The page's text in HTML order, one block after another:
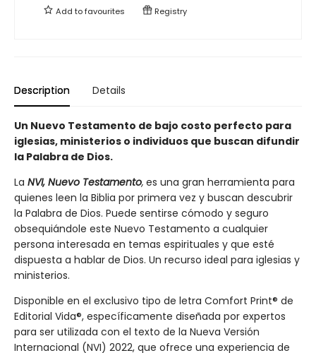
Add tofavourites Registry
Description Details
Un Nuevo Testamento de bajo costo perfecto para
iglesias, ministerios o individuos que buscan difundir
la Palabra de Dios.
La NVI, Nuevo Testamento, es una gran herramienta para
quienes leen la Biblia por primera vez y buscan descubrir
la Palabra de Dios. Puede sentirse cómodo y seguro
obsequiándole este Nuevo Testamento a cualquier
persona interesada en temas espirituales y que esté
dispuesta a hablar de Dios. Un recurso ideal para iglesias y
ministerios.
Disponible en el exclusivo tipo de letra Comfort Print® de
Editorial Vida®, específicamente diseñada por expertos
para ser utilizada con el texto de la Nueva Versión
Internacional (NVI) 2022, que ofrece una experiencia de